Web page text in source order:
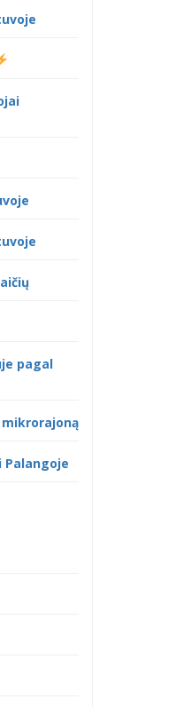
pagal
Palangoje